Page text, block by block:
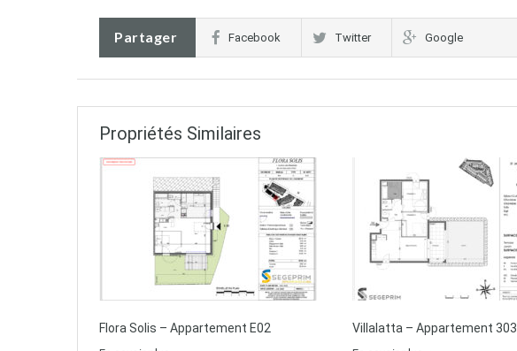
Partager Facebook Twitter Google
Propriétés Similaires
Flora Solis – Appartement E02 Villalatta – Appartement 303